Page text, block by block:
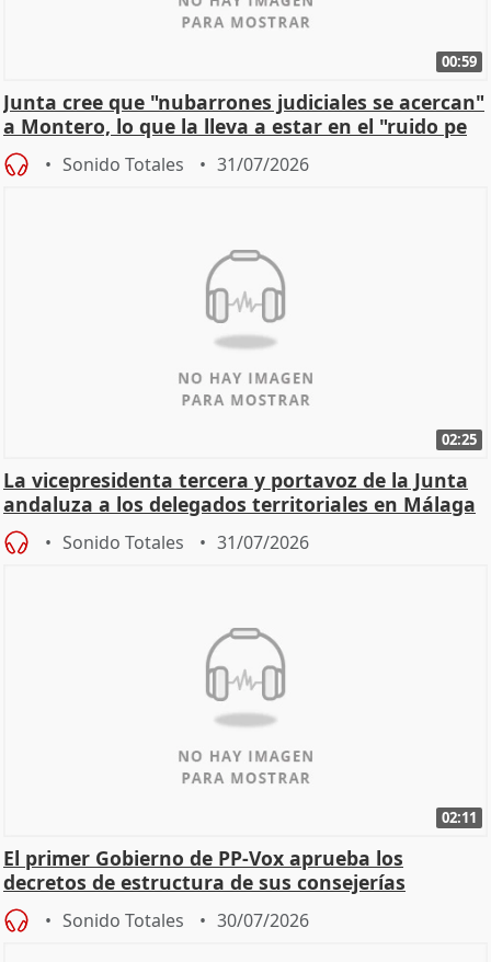
00:59
Junta cree que "nubarrones judiciales se acercan"
a Montero, lo que la lleva a estar en el "ruido pe
Sonido Totales 31/07/2026
02:25
La vicepresidenta tercera y portavoz de la Junta
andaluza a los delegados territoriales en Málaga
Sonido Totales 31/07/2026
02:11
El primer Gobierno de PP-Vox aprueba los
decretos de estructura de sus consejerías
Sonido Totales 30/07/2026